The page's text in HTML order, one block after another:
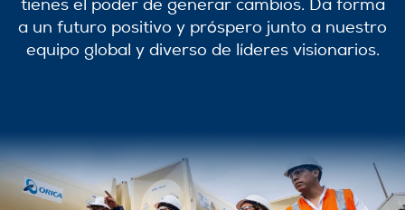
tienes el poder de generar cambios. Da forma
a un futuro positivo y próspero junto a nuestro
equipo global y diverso de líderes visionarios.